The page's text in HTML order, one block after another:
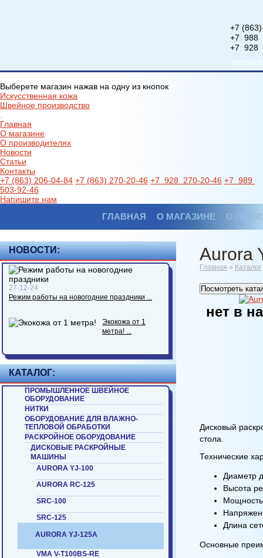
+7
+7 988
+7 928
или
Выберете магазин нажав на одну из кнопок
Искусственная кожа
Швейное производство
Главная
О магазине
О производителях
Новости
Статьи
Контакты
+7 (863) 206-04-84 +7 (863) 270-20-46 +7 928 270-20-46 +7 989
503-92-46
Напишите нам
ГЛАВНАЯ О МАГАЗИНЕ О
НОВОСТИ:
27-12-24
Режим работы на новогодние праздники ...
Экокожа от 1
метра! ...
КАТАЛОГ:
ПРОМЫШЛЕННОЕ ШВЕЙНОЕ
ОБОРУДОВАНИЕ
НИТКИ
ОБОРУДОВАНИЕ ДЛЯ ВЛАЖНО-
ТЕПЛОВОЙ ОБРАБОТКИ
РАСКРОЙНОЕ ОБОРУДОВАНИЕ
ДИСКОВЫЕ РАСКРОЙНЫЕ
МАШИНЫ
AURORA YJ-100
AURORA RC-125
SRC-100
SRC-125
AURORA YJ-125A
VMA V-T100BS-RE
Aurora
Главная » Каталог
Посмотреть
нет в
Дисковый
стола.
Технические
Диаметр
Высота
Длина
Основные